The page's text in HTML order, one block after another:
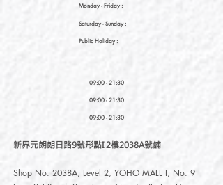
Monday - Friday :
Saturday- Sunday :
Public Holiday :
09:00 - 21:30
09:00 - 21:30
09:00 - 21:30
新界元朗朗日路9號形點I 2樓2038A號舖
Shop No. 2038A, Level 2, YOHO MALL I, No. 9